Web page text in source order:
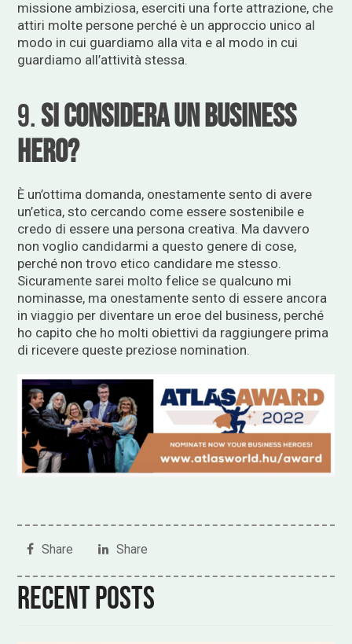
missione ambiziosa, eserciti una forte attrazione, che
attiri molte persone perché è un approccio unico al
modo in cui guardiamo alla vita e al modo in cui
guardiamo all’attività stessa.
9.Si considera un business
hero?
È un’ottima domanda, onestamente sento di avere
un’etica, sto cercando come essere sostenibile e
credo di essere una persona creativa. Ma davvero
non voglio candidarmi a questo genere di cose,
perché non trovo etico candidare me stesso.
Sicuramente sarei molto felice se qualcuno mi
nominasse, ma onestamente sento di essere ancora
in viaggio per diventare un eroe del business, perché
ho capito che ho molti obiettivi da raggiungere prima
di ricevere queste preziose nomination.
Share Share
Recent posts